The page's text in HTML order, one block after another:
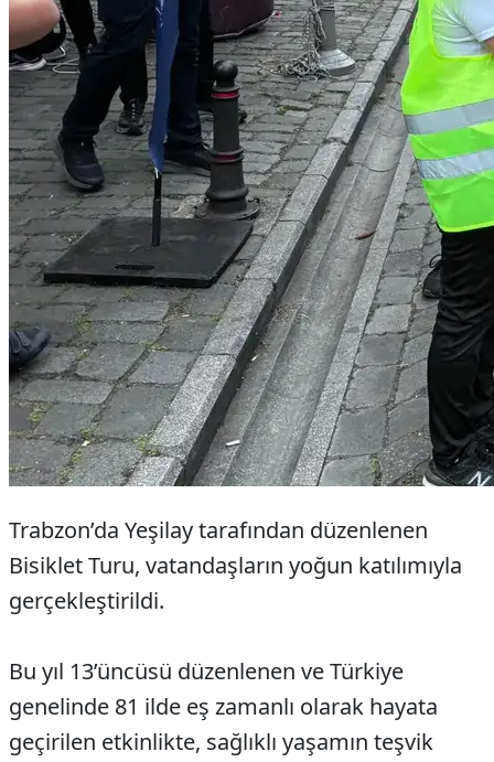
Trabzon’da Yeşilay tarafından düzenlenen
Bisiklet Turu, vatandaşların yoğun katılımıyla
gerçekleştirildi.
Bu yıl 13’üncüsü düzenlenen ve Türkiye
genelinde 81 ilde eş zamanlı olarak hayata
geçirilen etkinlikte, sağlıklı yaşamın teşvik